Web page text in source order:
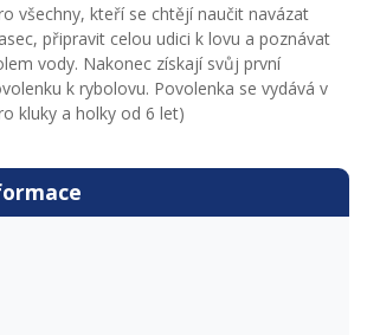
všechny, kteří se chtějí naučit navázat
připravit celou udici k lovu a poznávat
vody. Nakonec získají svůj první
k rybolovu. Povolenka se vydává v
kluky a holky od 6 let)